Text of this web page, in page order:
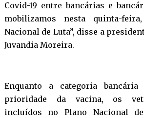
Covid-19 entre bancárias e
mobilizamos nesta quinta-
Nacional de Luta”, disse a
Juvandia Moreira.
Enquanto a categoria
prioridade da vacina, os
incluídos no Plano Nacional